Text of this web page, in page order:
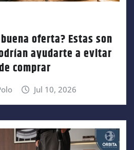
oferta? Estas son
ayudarte a evitar
comprar
Jul 10, 2026